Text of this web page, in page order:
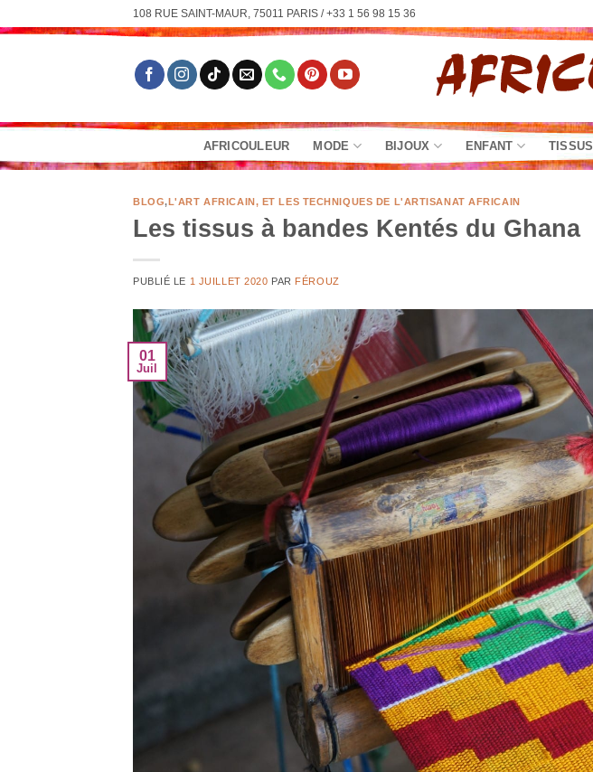
au
108 RUE SAINT-MAUR, 75011 PARIS / +33 1 56 98 15 36
AFRICOULEUR MODE BIJOUX ENFANT TISSUS
BLOG,L'ART AFRICAIN, ET LES TECHNIQUES DE L'ARTISANAT AFRICAIN
Les tissus à bandes Kentés du Ghana
PUBLIÉ LE 1 JUILLET 2020 PAR FÉROUZ
01
Juil